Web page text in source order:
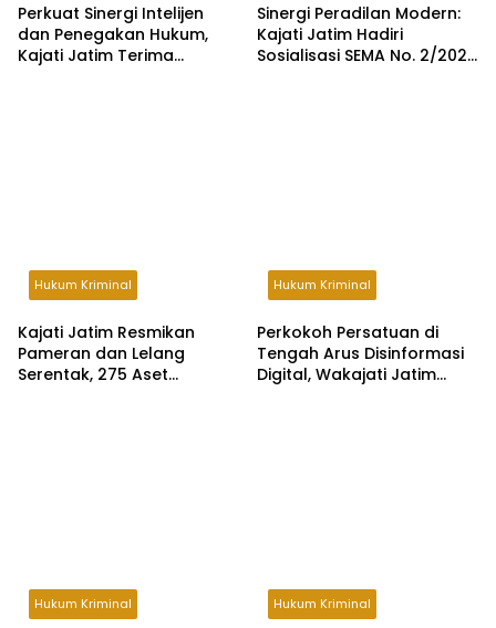
Perkuat Sinergi Intelijen
dan Penegakan Hukum,
Kajati Jatim Terima
Sinergi Peradilan Modern:
Kajati Jatim Hadiri
Sosialisasi SEMA No. 2/2026
Hukum Kriminal
Kajati Jatim Resmikan
Pameran dan Lelang
Serentak, 275 Aset
Hukum Kriminal
Perkokoh Persatuan di
Tengah Arus Disinformasi
Digital, Wakajati Jatim
Hukum Kriminal Hukum Kriminal